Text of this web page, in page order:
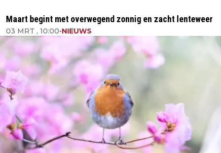
Maart begint met overwegend zonnig en zacht lenteweer
03 MRT , 10:00•NIEUWS